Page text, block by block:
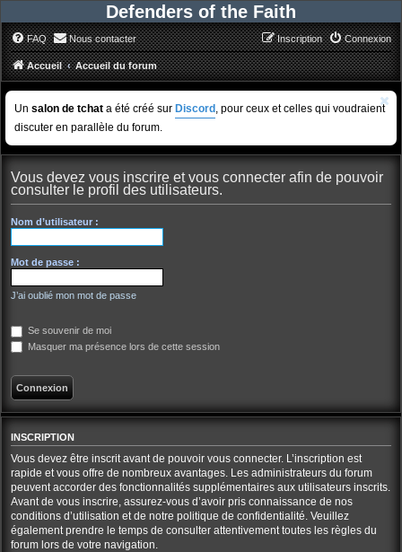
Defenders of the Faith
FAQ Nous contacter Connexion
Inscription
Accueil Accueil du forum
Un salon de tchat a été créé sur Discord , pour ceux et celles qui voudraient
discuter en parallèle du forum.
Vous devez vous inscrire et vous connecter afin de pouvoir
consulter le profil des utilisateurs.
Nom d’utilisateur :
Mot de passe :
J’ai oublié mon mot de passe
Se souvenir de moi
Masquer ma présence lors de cette session
INSCRIPTION
Vous devez être inscrit avant de pouvoir vous connecter. L’inscription est
rapide et vous offre de nombreux avantages. Les administrateurs du forum
peuvent accorder des fonctionnalités supplémentaires aux utilisateurs inscrits.
Avant de vous inscrire, assurez-vous d’avoir pris connaissance de nos
conditions d’utilisation et de notre politique de confidentialité. Veuillez
également prendre le temps de consulter attentivement toutes les règles du
forum lors de votre navigation.